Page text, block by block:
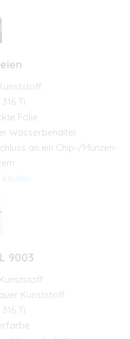
316 Ti
Folie
Wasserbehälter
an ein Chip-/Münzen-
kaufen
9003
Kunststoff
316 Ti